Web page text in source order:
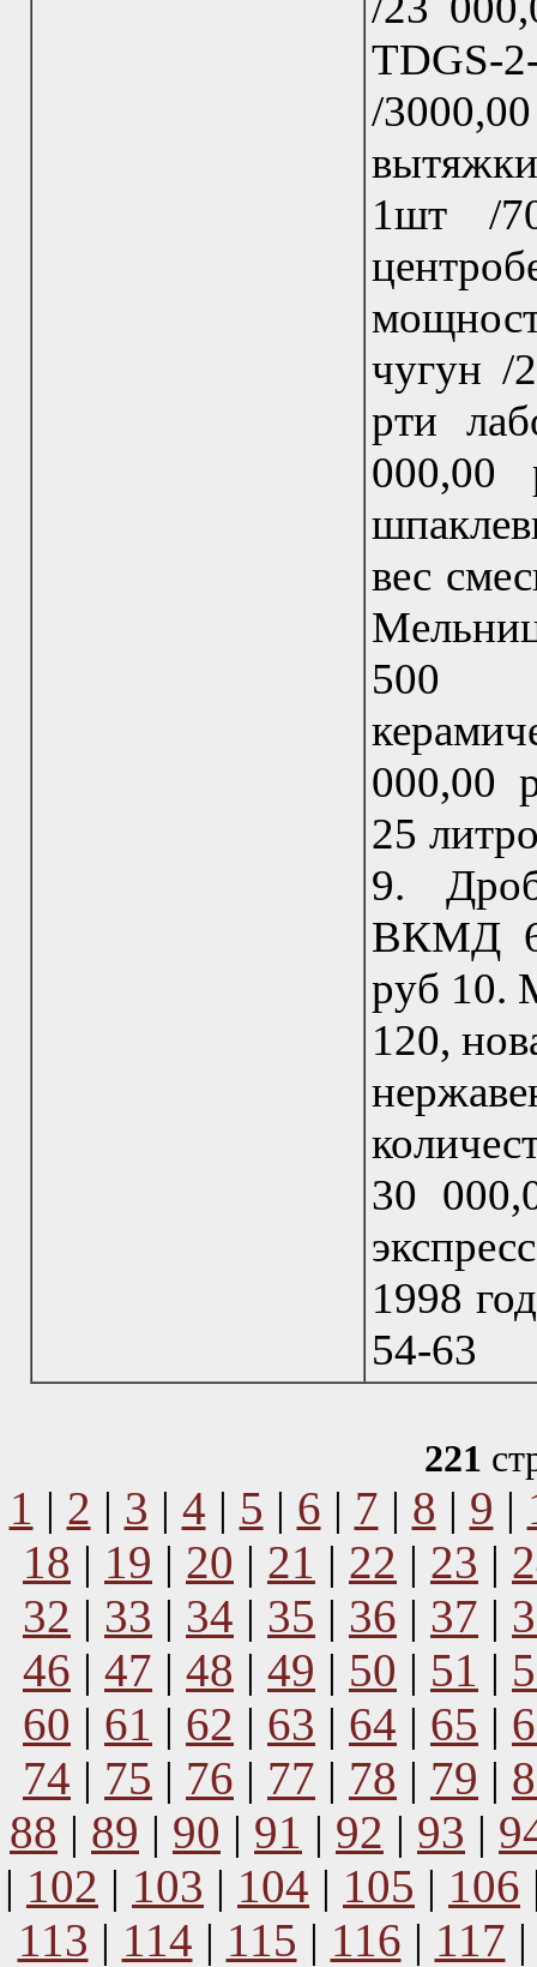
TDGS-
/
1шт /
чугун /
рти
000,00
вес
500
000,00
25
9.
ВКМД
руб 10.
120,
30
1998
54-63
221
1 | 2 | 3 | 4 | 5 | 6 | 7 | 8 | 9 |
18 | 19 | 20 | 21 | 22 | 23 |
32 | 33 | 34 | 35 | 36 | 37 |
46 | 47 | 48 | 49 | 50 | 51 |
60 | 61 | 62 | 63 | 64 | 65 |
74 | 75 | 76 | 77 | 78 | 79 |
88 | 89 | 90 | 91 | 92 | 93 |
| 102 | 103 | 104 | 105 | 106
113 | 114 | 115 | 116 | 117